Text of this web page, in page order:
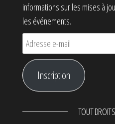
informations sur les mises à
les événements.
Adresse e-mail
Inscription
TOUT